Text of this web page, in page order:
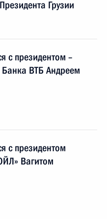
Грузии
с президентом –
Банка ВТБ Андреем
с президентом
Вагитом